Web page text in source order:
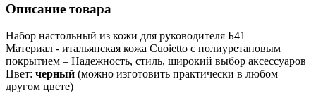
Описание товара
Набор настольный из кожи для руководителя Б41
Материал - итальянская кожа Cuoietto с полиуретановым
покрытием – Надежность, стиль, широкий выбор аксессуаров
Цвет: черный (можно изготовить практически в любом
другом цвете)